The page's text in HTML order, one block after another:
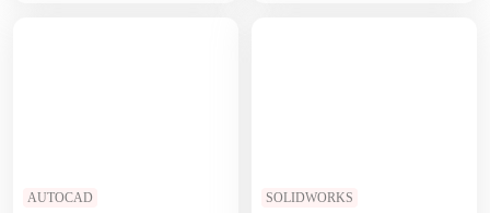
AUTOCAD SOLIDWORKS